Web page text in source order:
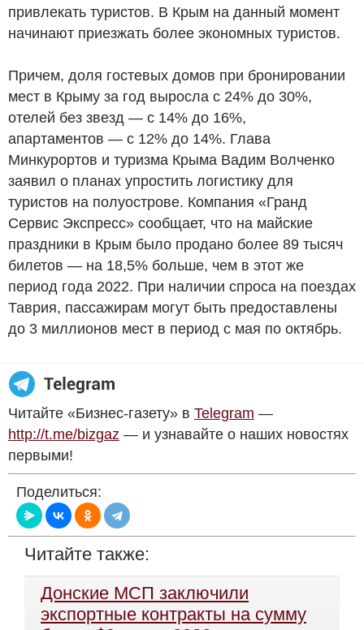
привлекать туристов. В Крым на данный момент
начинают приезжать более экономных туристов.
Причем, доля гостевых домов при бронировании
мест в Крыму за год выросла с 24% до 30%,
отелей без звезд — с 14% до 16%,
апартаментов — с 12% до 14%. Глава
Минкурортов и туризма Крыма Вадим Волченко
заявил о планах упростить логистику для
туристов на полуострове. Компания «Гранд
Сервис Экспресс» сообщает, что на майские
праздники в Крым было продано более 89 тысяч
билетов — на 18,5% больше, чем в этот же
период года 2022. При наличии спроса на поездах
Таврия, пассажирам могут быть предоставлены
до 3 миллионов мест в период с мая по октябрь.
Читайте «Бизнес-газету» в Telegram —
http://t.me/bizgaz — и узнавайте о наших новостях
первыми!
Поделиться:
Читайте также:
Донские МСП заключили
экспортные контракты на сумму